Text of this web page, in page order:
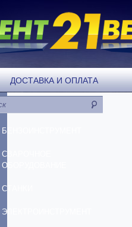
ДОСТАВКА И ОПЛАТА
БЕНЗОИНСТРУМЕНТ
СВАРОЧНОЕ
ОБОРУДОВАНИЕ
СТАНКИ
ЭЛЕКТРОИНСТРУМЕНТ